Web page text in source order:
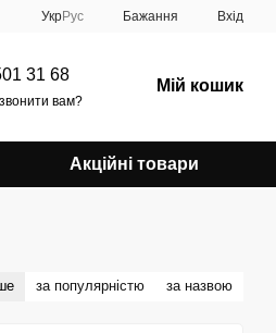
УкрРус Бажання Вхід
31 68
вам?
Мій кошик
Акційні товари
за популярністю за назвою